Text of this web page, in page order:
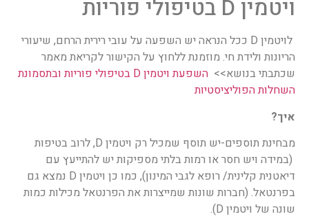
ויטמין D בטיפולי פוריות
לויטמין D ככל הנראה יש השפעה על עובי רירית הרחם, שיעורי
הריונות ולידת חי. מוזמנת ללחוץ על הקישור לקריאת מאמר
שכתבתי בנושא>>
השפעת ויטמין D בטיפולי פוריות ובתסמונת
השחלות הפוליציסטיות
איך?
מבחינת תוספים-יש תוסף שמכיל רק ויטמין D, לרוב בטיפות
(במידה ויש חסר או רמות בלתי מספיקות יש להתייעץ עם
דיאטנית קלינית/ רופא לגבי המינון), כמו כן ויטמין D נמצא גם
בפרנטאל. (חברות שונות שמייצרות את הפרנטאל מכילות כמות
שונה של ויטמין D).